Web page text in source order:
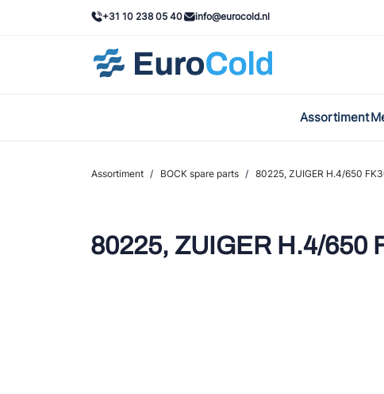
+31 10 238 05 40 info@eurocold.nl
Assortiment
Castel
AWA
Assortiment / BOCK spare parts / 80225, ZUIGER H.4/650
80225, ZUIGER H.4/650